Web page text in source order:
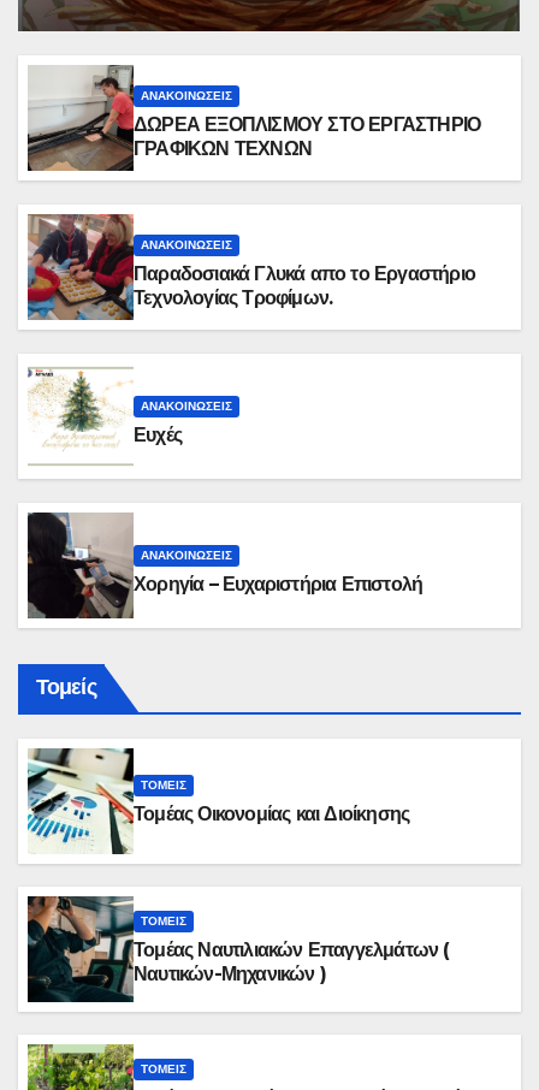
ΑΝΑΚΟΙΝΏΣΕΙΣ
ΔΩΡΕΑ ΕΞΟΠΛΙΣΜΟΥ ΣΤΟ ΕΡΓΑΣΤΗΡΙΟ
ΓΡΑΦΙΚΩΝ ΤΕΧΝΩΝ
ΑΝΑΚΟΙΝΏΣΕΙΣ
Παραδοσιακά Γλυκά απο το Εργαστήριο
Τεχνολογίας Τροφίμων.
ΑΝΑΚΟΙΝΏΣΕΙΣ
Ευχές
ΑΝΑΚΟΙΝΏΣΕΙΣ
Χορηγία – Ευχαριστήρια Επιστολή
Τομείς
ΤΟΜΕΊΣ
Τομέας Οικονομίας και Διοίκησης
ΤΟΜΕΊΣ
Τομέας Ναυτιλιακών Επαγγελμάτων (
Ναυτικών-Μηχανικών )
ΤΟΜΕΊΣ